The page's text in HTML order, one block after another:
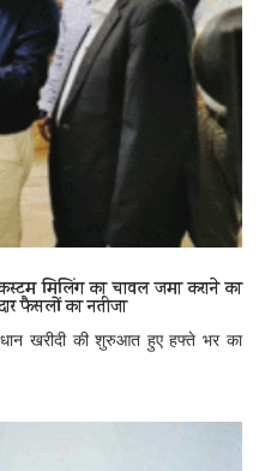
मिलिंग का चावल जमा कराने का
फैसलों का नतीजा
खरीदी की शुरुआत हुए हफ्ते भर का